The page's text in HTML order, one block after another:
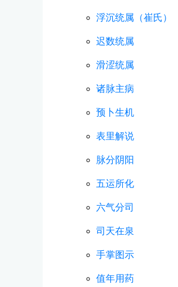
浮沉统属（崔氏）
迟数统属
滑涩统属
诸脉主病
预卜生机
表里解说
脉分阴阳
五运所化
六气分司
司天在泉
手掌图示
值年用药